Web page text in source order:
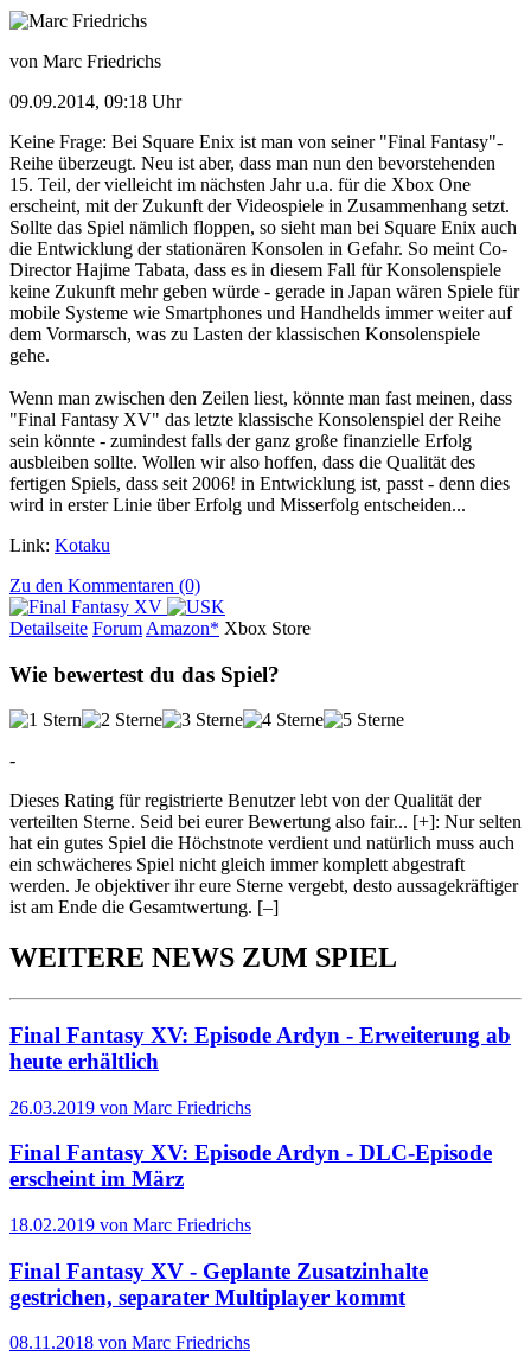
von Marc Friedrichs
09.09.2014, 09:18 Uhr
Keine Frage: Bei Square Enix ist man von seiner "Final Fantasy"-
Reihe überzeugt. Neu ist aber, dass man nun den bevorstehenden
15. Teil, der vielleicht im nächsten Jahr u.a. für die Xbox One
erscheint, mit der Zukunft der Videospiele in Zusammenhang setzt.
Sollte das Spiel nämlich floppen, so sieht man bei Square Enix auch
die Entwicklung der stationären Konsolen in Gefahr. So meint Co-
Director Hajime Tabata, dass es in diesem Fall für Konsolenspiele
keine Zukunft mehr geben würde - gerade in Japan wären Spiele für
mobile Systeme wie Smartphones und Handhelds immer weiter auf
dem Vormarsch, was zu Lasten der klassischen Konsolenspiele
gehe.
Wenn man zwischen den Zeilen liest, könnte man fast meinen, dass
"Final Fantasy XV" das letzte klassische Konsolenspiel der Reihe
sein könnte - zumindest falls der ganz große finanzielle Erfolg
ausbleiben sollte. Wollen wir also hoffen, dass die Qualität des
fertigen Spiels, dass seit 2006! in Entwicklung ist, passt - denn dies
wird in erster Linie über Erfolg und Misserfolg entscheiden...
Link: Kotaku
Zu den Kommentaren (0)
Detailseite Forum Amazon* Xbox Store
Wie bewertest du das Spiel?
-
Dieses Rating für registrierte Benutzer lebt von der Qualität der
verteilten Sterne. Seid bei eurer Bewertung also fair... [+]: Nur selten
hat ein gutes Spiel die Höchstnote verdient und natürlich muss auch
ein schwächeres Spiel nicht gleich immer komplett abgestraft
werden. Je objektiver ihr eure Sterne vergebt, desto aussagekräftiger
ist am Ende die Gesamtwertung. [–]
WEITERE NEWS ZUM SPIEL
Final Fantasy XV: Episode Ardyn - Erweiterung ab
heute erhältlich
26.03.2019 von Marc Friedrichs
Final Fantasy XV: Episode Ardyn - DLC-Episode
erscheint im März
18.02.2019 von Marc Friedrichs
Final Fantasy XV - Geplante Zusatzinhalte
gestrichen, separater Multiplayer kommt
08.11.2018 von Marc Friedrichs